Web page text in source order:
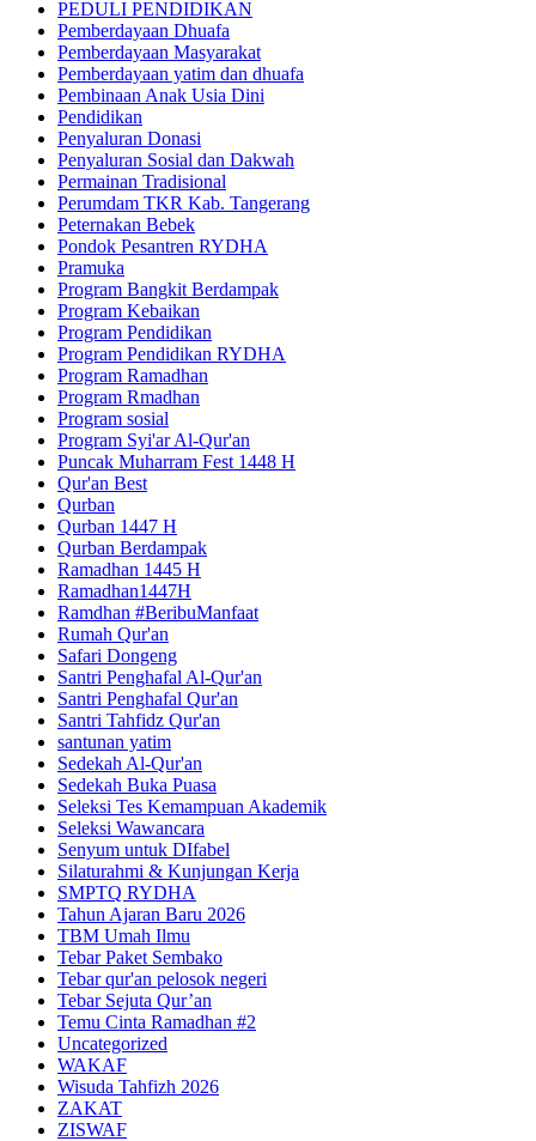
PEDULI PENDIDIKAN
Pemberdayaan Dhuafa
Pemberdayaan Masyarakat
Pemberdayaan yatim dan dhuafa
Pembinaan Anak Usia Dini
Pendidikan
Penyaluran Donasi
Penyaluran Sosial dan Dakwah
Permainan Tradisional
Perumdam TKR Kab. Tangerang
Peternakan Bebek
Pondok Pesantren RYDHA
Pramuka
Program Bangkit Berdampak
Program Kebaikan
Program Pendidikan
Program Pendidikan RYDHA
Program Ramadhan
Program Rmadhan
Program sosial
Program Syi'ar Al-Qur'an
Puncak Muharram Fest 1448 H
Qur'an Best
Qurban
Qurban 1447 H
Qurban Berdampak
Ramadhan 1445 H
Ramadhan1447H
Ramdhan #BeribuManfaat
Rumah Qur'an
Safari Dongeng
Santri Penghafal Al-Qur'an
Santri Penghafal Qur'an
Santri Tahfidz Qur'an
santunan yatim
Sedekah Al-Qur'an
Sedekah Buka Puasa
Seleksi Tes Kemampuan Akademik
Seleksi Wawancara
Senyum untuk DIfabel
Silaturahmi & Kunjungan Kerja
SMPTQ RYDHA
Tahun Ajaran Baru 2026
TBM Umah Ilmu
Tebar Paket Sembako
Tebar qur'an pelosok negeri
Tebar Sejuta Qur’an
Temu Cinta Ramadhan #2
Uncategorized
WAKAF
Wisuda Tahfizh 2026
ZAKAT
ZISWAF